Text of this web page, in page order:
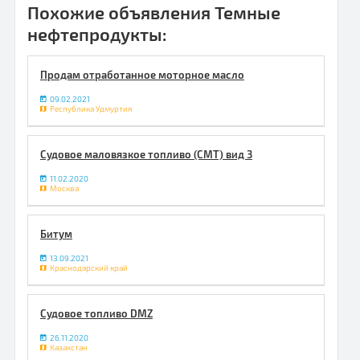
Похожие объявления Темные
нефтепродукты:
Продам отработанное моторное масло
09.02.2021
Республика Удмуртия
Судовое маловязкое топливо (СМТ) вид 3
11.02.2020
Москва
Битум
13.09.2021
Краснодарский край
Судовое топливо DMZ
26.11.2020
Казахстан